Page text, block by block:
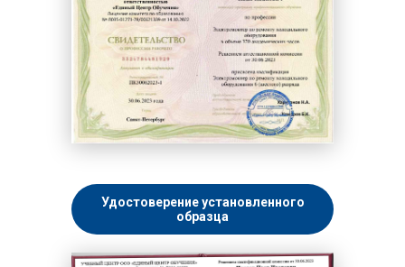
Удостоверение установленного
образца